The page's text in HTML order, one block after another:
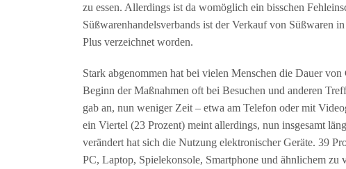
zu essen. Allerdings ist da womöglich ein bisschen
Süßwarenhandelsverbands ist der Verkauf von Süßwaren
Plus verzeichnet worden.
Stark abgenommen hat bei vielen Menschen die Dauer
Beginn der Maßnahmen oft bei Besuchen und anderen
gab an, nun weniger Zeit – etwa am Telefon oder mit
ein Viertel (23 Prozent) meint allerdings, nun insgesamt
verändert hat sich die Nutzung elektronischer Geräte. 39
PC, Laptop, Spielekonsole, Smartphone und ähnlichem